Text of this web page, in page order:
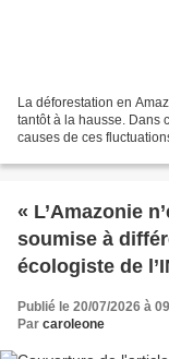
La déforestation en
tantôt à la hausse. Dans
causes de ces
« L’Amazonie
soumise à
écologiste de
Publié le 20/07/2026 à
Par caroleone